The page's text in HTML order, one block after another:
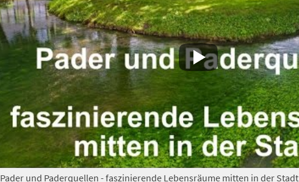
Pader und Paderquellen - faszinierende Lebensräume mitten in der Stadt